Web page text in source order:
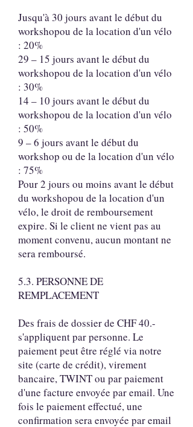
Jusqu'à 30 jours avant le début du
workshopou de la location d'un vélo
: 20%
29 – 15 jours avant le début du
workshopou de la location d'un vélo
: 30%
14 – 10 jours avant le début du
workshopou de la location d'un vélo
: 50%
9 – 6 jours avant le début du
workshop ou de la location d'un vélo
: 75%
Pour 2 jours ou moins avant le début
du workshopou de la location d'un
vélo, le droit de remboursement
expire. Si le client ne vient pas au
moment convenu, aucun montant ne
sera remboursé.
5.3. PERSONNE DE
REMPLACEMENT
Des frais de dossier de CHF 40.-
s'appliquent par personne. Le
paiement peut être réglé via notre
site (carte de crédit), virement
bancaire, TWINT ou par paiement
d'une facture envoyée par email. Une
fois le paiement effectué, une
confirmation sera envoyée par email